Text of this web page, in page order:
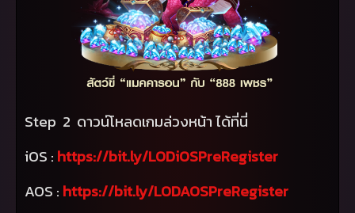
Step 2 ดาวน์โหลดเกมล่วงหน้า ได้ที่นี่
iOS : https://bit.ly/LODiOSPreRegister
AOS : https://bit.ly/LODAOSPreRegister